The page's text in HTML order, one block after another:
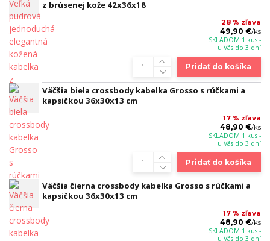
z brúsenej kože 42x36x18
28 % zľava
49,90 €/ks
SKLADOM 1 kus -
u Vás do 3 dní
Pridať do košíka
Väčšia biela crossbody kabelka Grosso s rúčkami a
kapsičkou 36x30x13 cm
17 % zľava
48,90 €/ks
SKLADOM 1 kus -
u Vás do 3 dní
Pridať do košíka
Väčšia čierna crossbody kabelka Grosso s rúčkami a
kapsičkou 36x30x13 cm
17 % zľava
48,90 €/ks
SKLADOM 1 kus -
u Vás do 3 dní